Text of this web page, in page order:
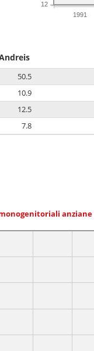
1991
12
50.5
10.9
12.5
7.8
anziane